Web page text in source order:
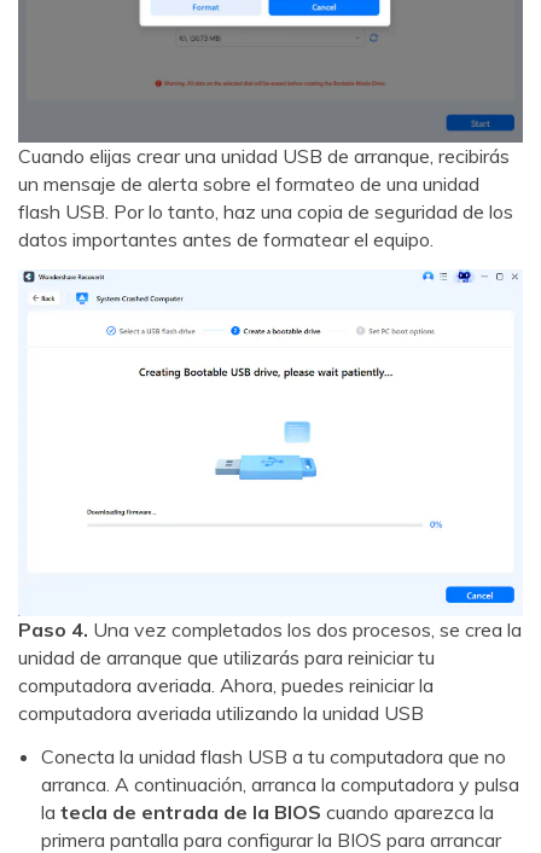
Cuando elijas crear una unidad USB de arranque, recibirás
un mensaje de alerta sobre el formateo de una unidad
flash USB. Por lo tanto, haz una copia de seguridad de los
datos importantes antes de formatear el equipo.
Paso 4. Una vez completados los dos procesos, se crea la
unidad de arranque que utilizarás para reiniciar tu
computadora averiada. Ahora, puedes reiniciar la
computadora averiada utilizando la unidad USB
Conecta la unidad flash USB a tu computadora que no
arranca. A continuación, arranca la computadora y pulsa
la tecla de entrada de la BIOS cuando aparezca la
primera pantalla para configurar la BIOS para arrancar